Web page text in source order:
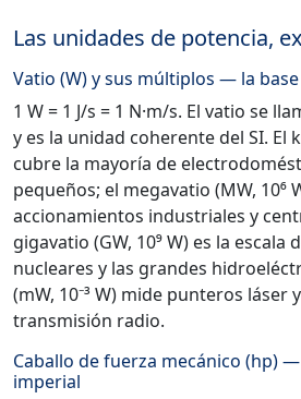
Las unidades de potencia,
Vatio (W) y sus múltiplos — la base
1 W = 1 J/s = 1 N·m/s. El vatio se
y es la unidad coherente del SI. El
cubre la mayoría de
pequeños; el megavatio (MW, 10⁶
accionamientos industriales y
gigavatio (GW, 10⁹ W) es la escala
nucleares y las grandes
(mW, 10⁻³ W) mide punteros láser
transmisión radio.
Caballo de fuerza mecánico (hp)
imperial